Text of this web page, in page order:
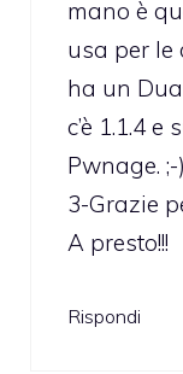
mano è
usa per
ha un
c’è 1.1.4
Pwnage. ;-)
3-Grazie
A presto!!!
Rispondi